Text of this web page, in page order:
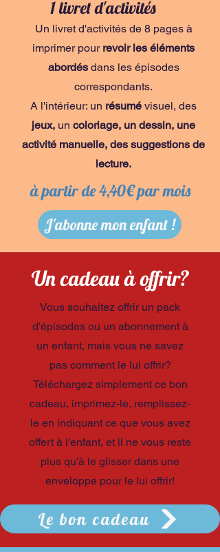
1 livret d'activités
Un livret d'activités de 8 pages à
imprimer pour revoir les éléments
abordés dans les épisodes
correspondants.
A l'intérieur: un résumé visuel, des
jeux, un coloriage, un dessin, une
activité manuelle, des suggestions de
lecture.
à partir de 4,40€ par mois
J'abonne mon enfant !
Un cadeau à offrir?
Vous souhaitez offrir un pack
d'épisodes ou un abonnement à
un enfant, mais vous ne savez
pas comment le lui offrir?
Téléchargez simplement ce bon
cadeau, imprimez-le, remplissez-
le en indiquant ce que vous avez
offert à l'enfant, et il ne vous reste
plus qu'à le glisser dans une
enveloppe pour le lui offrir!
Le bon cadeau